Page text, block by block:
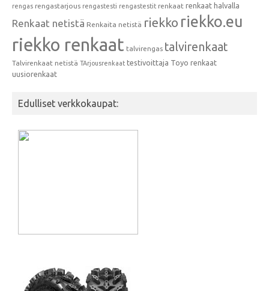
rengas rengastarjous rengastesti rengastestit renkaat renkaat halvalla
Renkaat netistä Renkaita netistä riekko riekko.eu
riekko renkaat talvirengas talvirenkaat
Talvirenkaat netistä TArjousrenkaat testivoittaja Toyo renkaat
uusiorenkaat
Edulliset verkkokaupat: